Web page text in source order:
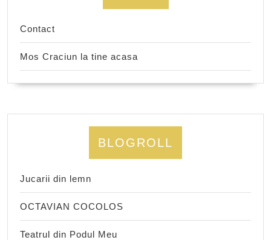
Contact
Mos Craciun la tine acasa
BLOGROLL
Jucarii din lemn
OCTAVIAN COCOLOS
Teatrul din Podul Meu